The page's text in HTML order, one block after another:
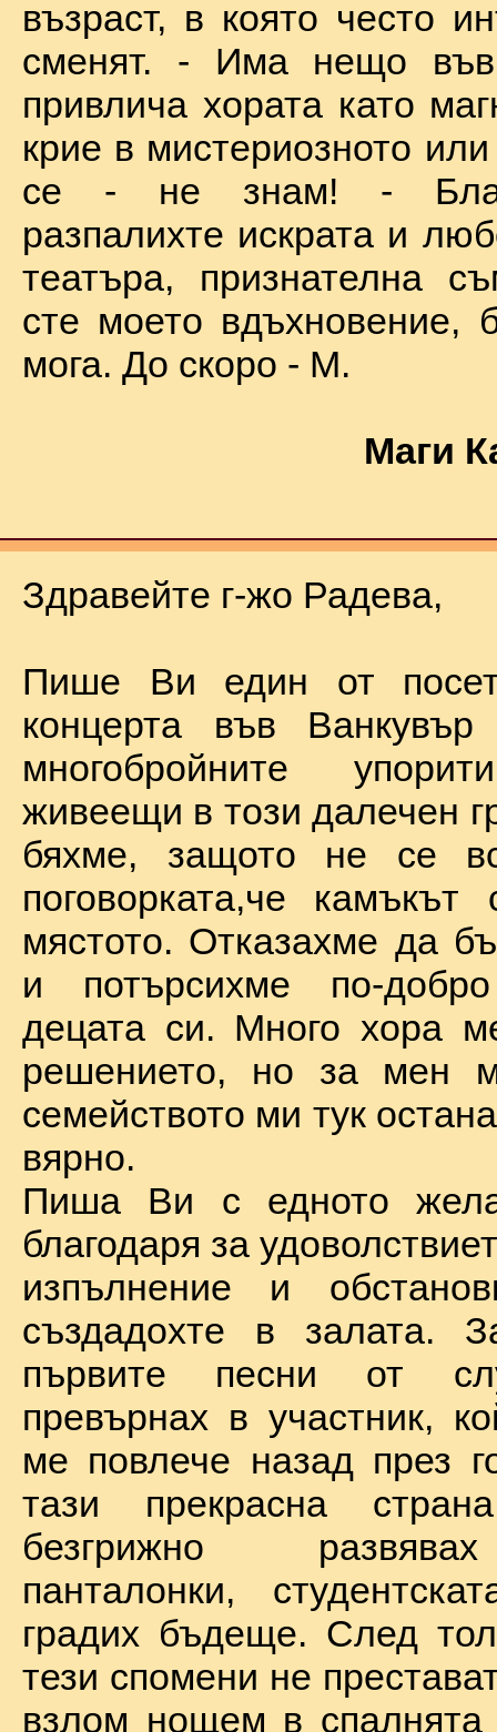
възраст, в която често
сменят. - Има нещо във
привлича хората като
крие в мистериозното
се - не знам! -
разпалихте искрата и
театъра, признателна
сте моето вдъхновение,
мога. До скоро - М.
Маги
Здравейте г-жо Радева,
Пише Ви един от
концерта във
многобройните
живеещи в този далечен
бяхме, защото не се
поговорката,че
мястото. Отказахме да
и потърсихме по-
децата си. Много хора
решението, но за мен
семейството ми тук
вярно.
Пиша Ви с едното
благодаря за
изпълнение и
създадохте в залата.
първите песни от
превърнах в участник,
ме повлече назад през
тази прекрасна
безгрижно
панталонки,
градих бъдеще. След
тези спомени не
взлом нощем в спалнята